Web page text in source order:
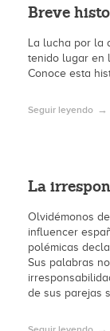
Breve
La lucha por la
tenido lugar en
Conoce esta
Seguir leyendo
La
Olvidémonos
influencer
polémicas
Sus palabras
de sus parejas